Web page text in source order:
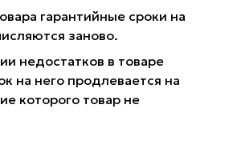
гарантийные сроки на
заново.
недостатков в товаре
на него продлевается на
которого товар не